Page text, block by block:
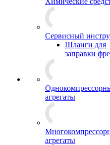
Сервисный
Шланги для
заправки
агрегаты
агрегаты